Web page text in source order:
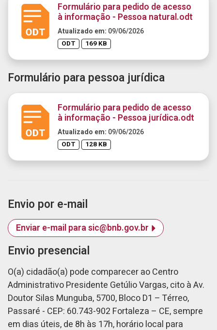
Formulário para pedido de acesso
à informação - Pessoa natural.odt
Atualizado em: 09/06/2026
ODT 169 KB
Formulário para pessoa jurídica
Formulário para pedido de acesso
à informação - Pessoa jurídica.odt
Atualizado em: 09/06/2026
ODT 128 KB
Envio por e-mail
Enviar e-mail para sic@bnb.gov.br
Envio presencial
O(a) cidadão(a) pode comparecer ao Centro
Administrativo Presidente Getúlio Vargas, cito à Av.
Doutor Silas Munguba, 5700, Bloco D1 – Térreo,
Passaré - CEP: 60.743-902 Fortaleza – CE, sempre
em dias úteis, de 8h às 17h, horário local para